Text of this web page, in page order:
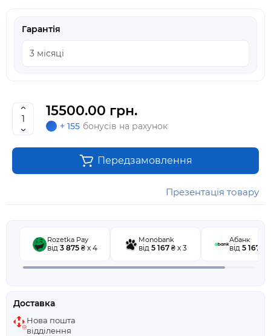
Гарантія
15500.00 грн.
+ 155 бонусів на рахунок
Передзамовлення
Презентація товару
Rozetka Pay
від 3 875₴ x 4
Monobank
від 5 167 ₴ x 3
Абанк
від 5 167
Доставка
Нова пошта
відділення